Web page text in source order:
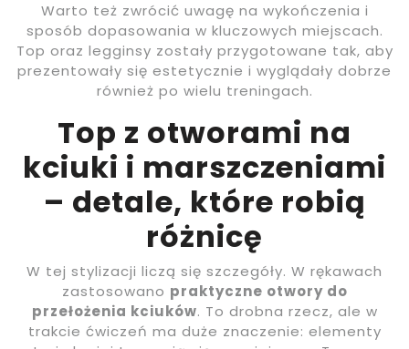
Warto też zwrócić uwagę na wykończenia i
sposób dopasowania w kluczowych miejscach.
Top oraz legginsy zostały przygotowane tak, aby
prezentowały się estetycznie i wyglądały dobrze
również po wielu treningach.
Top z otworami na
kciuki i marszczeniami
– detale, które robią
różnicę
W tej stylizacji liczą się szczegóły. W rękawach
zastosowano praktyczne otwory do
przełożenia kciuków. To drobna rzecz, ale w
trakcie ćwiczeń ma duże znaczenie: elementy